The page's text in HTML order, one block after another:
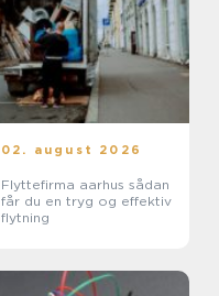
02. august 2026
Flyttefirma aarhus sådan
får du en tryg og effektiv
flytning